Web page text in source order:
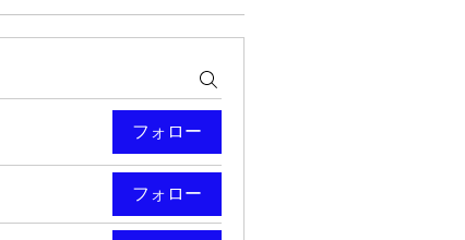
フォロー
フォロー